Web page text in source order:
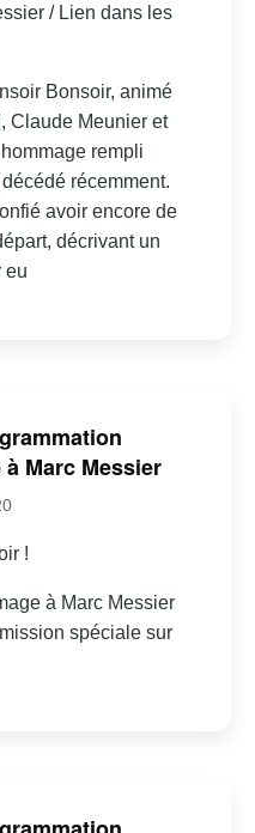
/ Lien dans les
Bonsoir, animé
Claude Meunier et
rempli
récemment.
avoir encore de
décrivant un
eu
Marc Messier
!
à Marc Messier
spéciale sur